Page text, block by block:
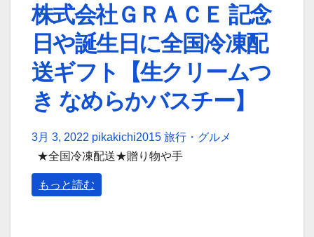
株式会社ＧＲＡＣＥ 記念
日や誕生日に全国冷凍配
送ギフト【生クリームつ
き なめらかバスチー】
3月 3, 2022 pikakichi2015 旅行・グルメ
★全国冷凍配送★贈り物や手
もっと読む